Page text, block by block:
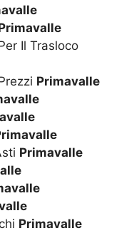
Il Trasloco
Primavalle
Primavalle
Primavalle